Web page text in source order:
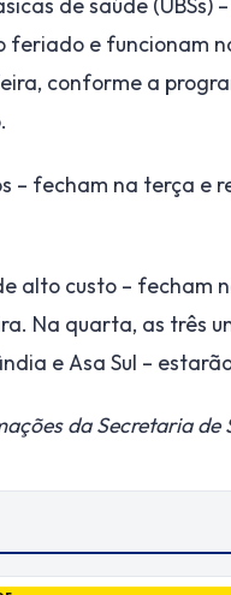
de saúde (UBSs)
feriado e funcionam
conforme a
– fecham na terça e
alto custo – fecham
Na quarta, as três
e Asa Sul –
da Secretaria de